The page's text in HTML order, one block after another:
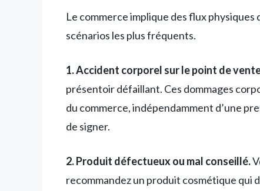
Le commerce implique des flux
scénarios les plus fréquents.
1. Accident corporel sur le point de
présentoir défaillant. Ces dommages
du commerce, indépendamment d’une
de signer.
2. Produit défectueux ou mal conseillé.
recommandez un produit cosmétique qui